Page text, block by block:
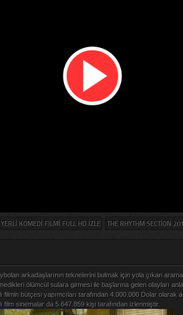
THE RHYTHM SECTION
KOMEDI FILMI FULL HD IZLE
arkadaşlarının teknelerini bulmak için yola çıkan
ölümcül sulara girmesi ile başlarına gelen olayları
filmin bütçesi yapımcıları tarafından 4.000.000 Dolar olarak
film sinemalar da 5.647.859 kişi tarafından izlenmiştir.